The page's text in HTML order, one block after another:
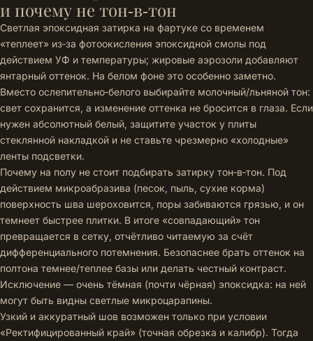
и почему не тон‑в‑тон
Светлая эпоксидная затирка на фартуке со временем
«теплеет» из‑за фотоокисления эпоксидной смолы под
действием УФ и температуры; жировые аэрозоли добавляют
янтарный оттенок. На белом фоне это особенно заметно.
Вместо ослепительно‑белого выбирайте молочный/льняной тон:
свет сохранится, а изменение оттенка не бросится в глаза. Если
нужен абсолютный белый, защитите участок у плиты
стеклянной накладкой и не ставьте чрезмерно «холодные»
ленты подсветки.
Почему на полу не стоит подбирать затирку тон‑в‑тон. Под
действием микроабразива (песок, пыль, сухие корма)
поверхность шва шероховится, поры забиваются грязью, и он
темнеет быстрее плитки. В итоге «совпадающий» тон
превращается в сетку, отчётливо читаемую за счёт
дифференциального потемнения. Безопаснее брать оттенок на
полтона темнее/теплее базы или делать честный контраст.
Исключение — очень тёмная (почти чёрная) эпоксидка: на ней
могут быть видны светлые микроцарапины.
Узкий и аккуратный шов возможен только при условии
«Ректифицированный край» (точная обрезка и калибр). Тогда